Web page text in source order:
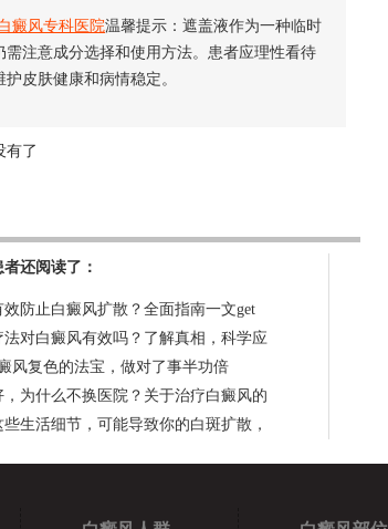
癜风专科医院温馨提示：遮盖液作为一种临时
注意成分选择和使用方法。患者应理性看待
皮肤健康和病情稳定。
有了
还阅读了：
效防止白癜风扩散？全面指南一文get
法对白癜风有效吗？了解真相，科学应
风复色的法宝，做对了事半功倍
，为什么不换医院？关于治疗白癜风的
些生活细节，可能导致你的白斑扩散，